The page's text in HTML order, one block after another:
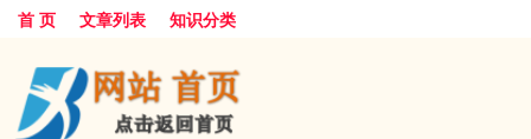
首 页 文章列表 知识分类